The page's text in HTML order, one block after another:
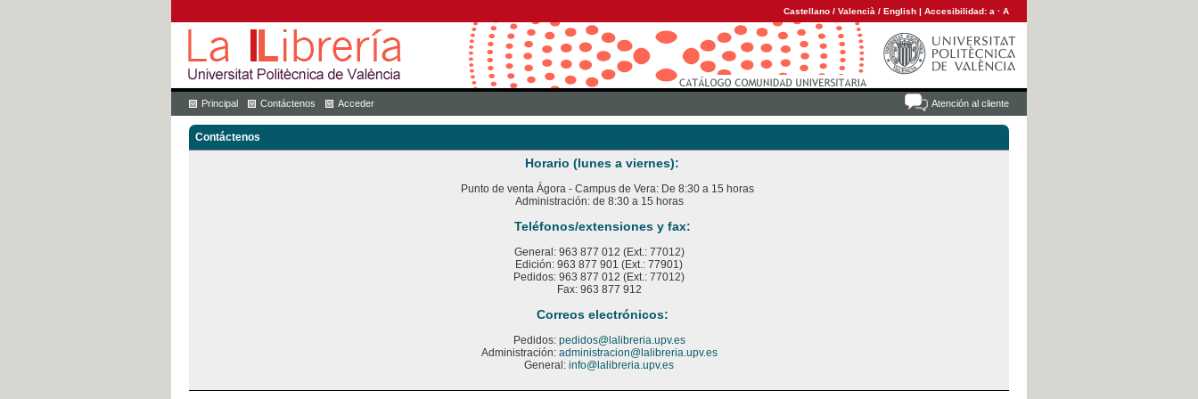
Castellano / Valencià / English | Accesibilidad: a · A
Atención al cliente
Principal Contáctenos Acceder
Contáctenos
Horario (lunes a viernes):
Punto de venta Ágora - Campus de Vera: De 8:30 a 15 horas
Administración: de 8:30 a 15 horas
Teléfonos/extensiones y fax:
General: 963 877 012 (Ext.: 77012)
Edición: 963 877 901 (Ext.: 77901)
Pedidos: 963 877 012 (Ext.: 77012)
Fax: 963 877 912
Correos electrónicos:
Pedidos: pedidos@lalibreria.upv.es
Administración: administracion@lalibreria.upv.es
General: info@lalibreria.upv.es